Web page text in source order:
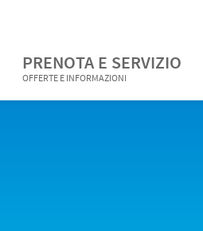
PRENOTA E SERVIZIO
OFFERTE E INFORMAZIONI